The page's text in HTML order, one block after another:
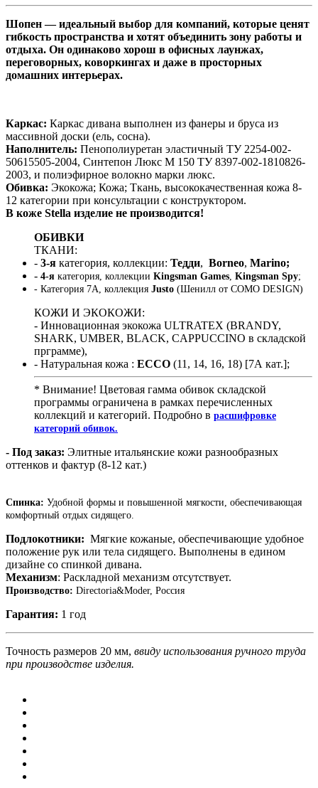
Шопен — идеальный выбор для компаний, которые ценят
гибкость пространства и хотят объединить зону работы и
отдыха. Он одинаково хорош в офисных лаунжах,
переговорных, коворкингах и даже в просторных
домашних интерьерах.
Каркас: Каркас дивана выполнен из фанеры и бруса из
массивной доски (ель, сосна).
Наполнитель: Пенополиуретан эластичный ТУ 2254-002-
50615505-2004, Синтепон Люкс М 150 ТУ 8397-002-1810826-
2003, и полиэфирное волокно марки люкс.
Обивка: Экокожа; Кожа; Ткань, высококачественная кожа 8-
12 категории при консультации с конструктором.
В коже Stella изделие не производится!
ОБИВКИ
ТКАНИ:
- 3-я категория, коллекции: Тедди, Borneo, Marino;
- 4-я категория, коллекции Kingsman Games, Kingsman Spy;
- Категория 7А, коллекция Justo (Шенилл от COMO DESIGN)
КОЖИ И ЭКОКОЖИ:
- Инновационная экокожа ULTRATEX (BRANDY,
SHARK, UMBER, BLACK, CAPPUCCINO в складской
прграмме),
- Натуральная кожа : ECCO (11, 14, 16, 18) [7А кат.];
* Внимание! Цветовая гамма обивок складской
программы ограничена в рамках перечисленных
коллекций и категорий. Подробно в расшифровке
категорий обивок.
- Под заказ: Элитные итальянские кожи разнообразных
оттенков и фактур (8-12 кат.)
Спинка: Удобной формы и повышенной мягкости, обеспечивающая
комфортный отдых сидящего.
Подлокотники: Мягкие кожаные, обеспечивающие удобное
положение рук или тела сидящего. Выполнены в едином
дизайне со спинкой дивана.
Механизм: Раскладной механизм отсутствует.
Производство: Directoria&Moder, Россия
Гарантия: 1 год
Точность размеров 20 мм, ввиду использования ручного труда
при производстве изделия.